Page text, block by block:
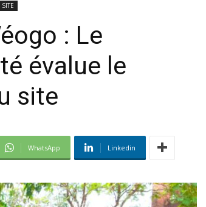
: Le
évalue le
site
WhatsApp Linkedin